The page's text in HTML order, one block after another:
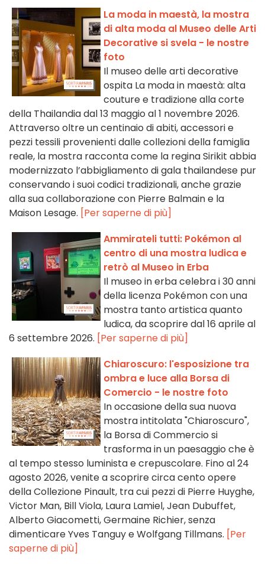
La moda in maestà, la mostra
di alta moda al Museo delle Arti
Decorative si svela - le nostre
foto
Il museo delle arti decorative
ospita La moda in maestà: alta
couture e tradizione alla corte
della Thailandia dal 13 maggio al 1 novembre 2026.
Attraverso oltre un centinaio di abiti, accessori e
pezzi tessili provenienti dalle collezioni della famiglia
reale, la mostra racconta come la regina Sirikit abbia
modernizzato l’abbigliamento di gala thailandese pur
conservando i suoi codici tradizionali, anche grazie
alla sua collaborazione con Pierre Balmain e la
Maison Lesage. [Per saperne di più]
Ammirateli tutti: Pokémon al
centro di una mostra ludica e
retrò al Museo in Erba
Il museo in erba celebra i 30 anni
della licenza Pokémon con una
mostra tanto artistica quanto
ludica, da scoprire dal 16 aprile al
6 settembre 2026. [Per saperne di più]
Chiaroscuro: l'esposizione tra
ombra e luce alla Borsa di
Comercio - le nostre foto
In occasione della sua nuova
mostra intitolata "Chiaroscuro",
la Borsa di Commercio si
trasforma in un paesaggio che è
al tempo stesso luminista e crepuscolare. Fino al 24
agosto 2026, venite a scoprire circa cento opere
della Collezione Pinault, tra cui pezzi di Pierre Huyghe,
Victor Man, Bill Viola, Laura Lamiel, Jean Dubuffet,
Alberto Giacometti, Germaine Richier, senza
dimenticare Yves Tanguy e Wolfgang Tillmans. [Per
saperne di più]